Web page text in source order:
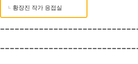
황장진 작가 응접실